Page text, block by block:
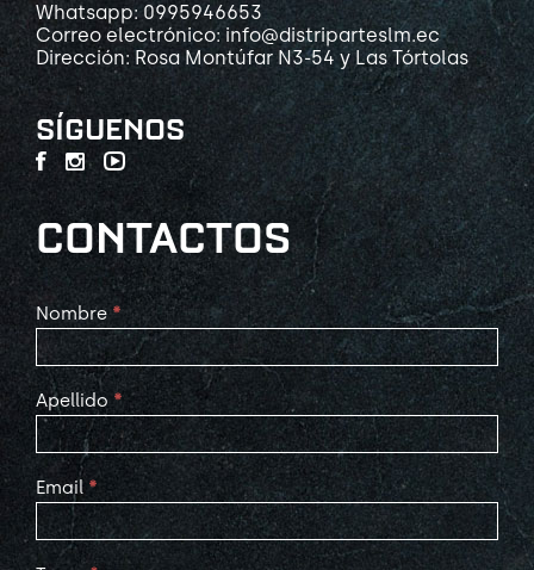
Whatsapp: 0995946653
Correo electrónico: info@distriparteslm.ec
Dirección: Rosa Montúfar N3-54 y Las Tórtolas
SÍGUENOS
CONTACTOS
Contact
Us
Nombre *
Apellido *
Email *